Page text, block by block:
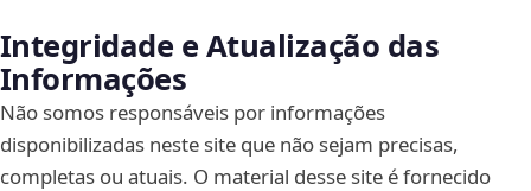
Integridade e Atualização das
Informações
Não somos responsáveis por informações
disponibilizadas neste site que não sejam precisas,
completas ou atuais. O material desse site é fornecido